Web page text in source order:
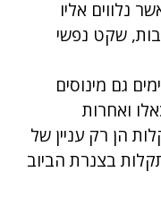
נלווים אליו
שקט נפשי
גם מינוסים
ואחרות
הן רק עניין של
בצנרת הביוב